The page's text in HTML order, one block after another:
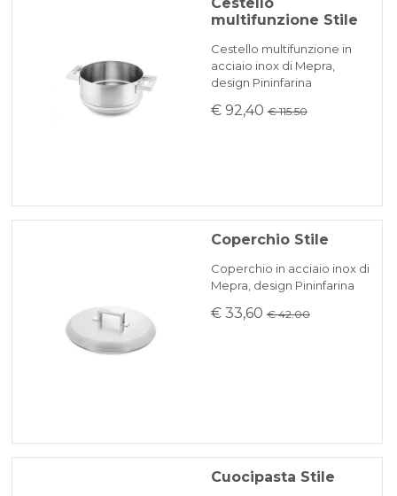
multifunzione Stile
Cestello multifunzione in
acciaio inox di Mepra,
design Pininfarina
€ 92,40 € 115.50
Coperchio Stile
Coperchio in acciaio inox di
Mepra, design Pininfarina
€ 33,60 € 42.00
Cuocipasta Stile